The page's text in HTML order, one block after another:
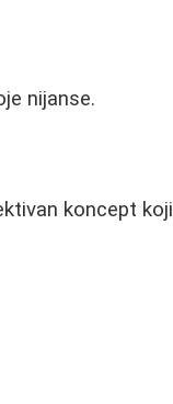
nijanse.
koncept koji